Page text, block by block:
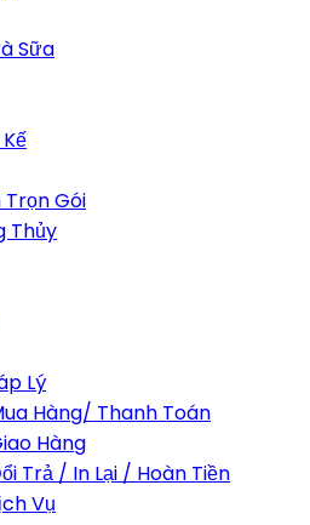
Sữa
Trọn Gói
Thủy
Lý
Hàng/ Thanh Toán
Hàng
Trả / In Lại / Hoàn Tiền
Vụ